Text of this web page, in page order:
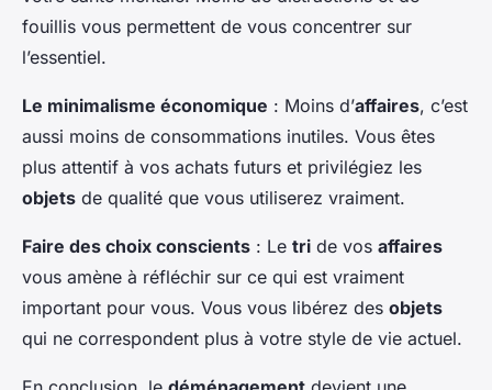
fouillis vous permettent de vous concentrer sur
l’essentiel.
Le minimalisme économique : Moins d’affaires, c’est
aussi moins de consommations inutiles. Vous êtes
plus attentif à vos achats futurs et privilégiez les
objets de qualité que vous utiliserez vraiment.
Faire des choix conscients : Le tri de vos affaires
vous amène à réfléchir sur ce qui est vraiment
important pour vous. Vous vous libérez des objets
qui ne correspondent plus à votre style de vie actuel.